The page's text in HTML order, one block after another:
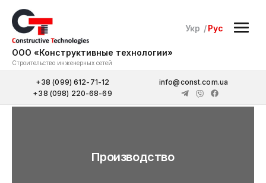
+38 (099) 612-71-12
+38 (098) 220-68-69
info@const.com.ua
Укр Рус
ООО «Конструктивные технологии»
Строительство инженерных сетей
Производство